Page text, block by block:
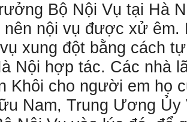
Bộ Nội Vụ tại Hà
nên nội vụ được xử êm.
xung đột bằng cách
Nội hợp tác. Các nhà
Khôi cho người em họ
Nam, Trung Ương